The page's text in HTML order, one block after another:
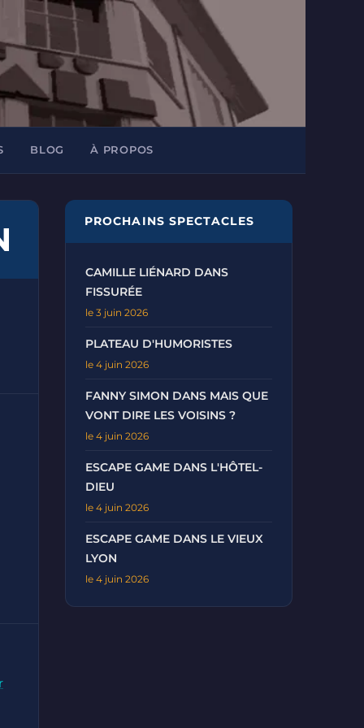
BLOG À PROPOS
PROCHAINS SPECTACLES
CAMILLE LIÉNARD DANS
FISSURÉE
le 3 juin 2026
PLATEAU D'HUMORISTES
le 4 juin 2026
FANNY SIMON DANS MAIS QUE
VONT DIRE LES VOISINS ?
le 4 juin 2026
ESCAPE GAME DANS L'HÔTEL-
DIEU
le 4 juin 2026
ESCAPE GAME DANS LE VIEUX
LYON
le 4 juin 2026